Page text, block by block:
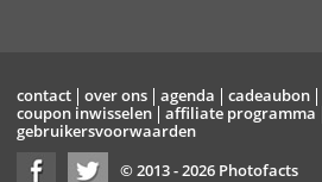
contact over ons agenda cadeaubon
coupon inwisselen
affiliate programma
gebruikersvoorwaarden
© 2013 - 2026 Photofacts